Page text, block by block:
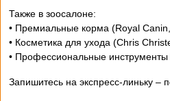
Также в зоосалоне:
• Премиальные корма (Royal
• Косметика для ухода (Chris
• Профессиональные инструменты
Запишитесь на экспресс-линьку –